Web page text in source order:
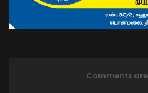
Comments